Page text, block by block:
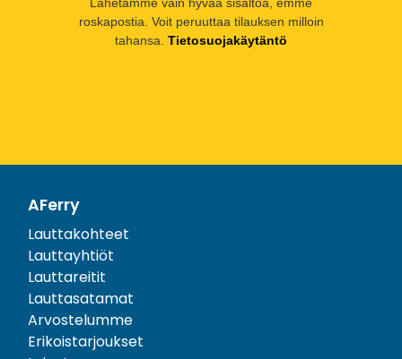
roskapostia. Voit peruuttaa tilauksen milloin
tahansa. Tietosuojakäytäntö
AFerry
Lauttakohteet
Lauttayhtiöt
Lauttareitit
Lauttasatamat
Arvostelumme
Erikoistarjoukset